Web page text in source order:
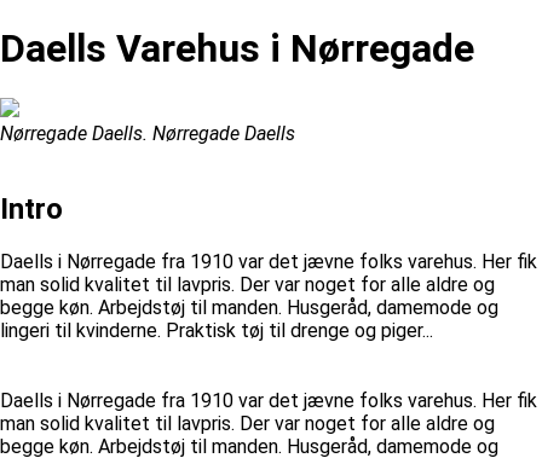
Daells Varehus i Nørregade
Nørregade Daells. Nørregade Daells
Intro
Daells i Nørregade fra 1910 var det jævne folks varehus. Her fik
man solid kvalitet til lavpris. Der var noget for alle aldre og
begge køn. Arbejdstøj til manden. Husgeråd, damemode og
lingeri til kvinderne. Praktisk tøj til drenge og piger...
Daells i Nørregade fra 1910 var det jævne folks varehus. Her fik
man solid kvalitet til lavpris. Der var noget for alle aldre og
begge køn. Arbejdstøj til manden. Husgeråd, damemode og